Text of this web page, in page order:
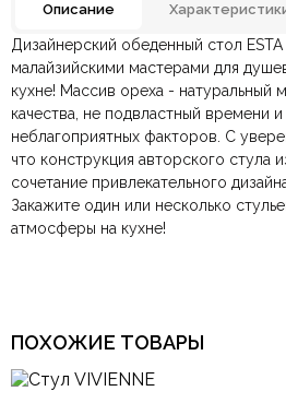
Описание
Дизайнерский обеденный стол
малайзийскими мастерами для
кухне! Массив ореха - натуральный
качества, не подвластный времени
неблагоприятных факторов. С
что конструкция авторского стула
сочетание привлекательного
Закажите один или несколько
атмосферы на кухне!
Тип стула
Материал
Размеры ШxГxВ
Цвет
По всей России:отправляем
компаниюСДЭК. Срок
По Москве и Санкт-
Яндекс.Доставка— доставка
Оплата в салоне-магазине
при самовывозе.
Безналичная оплата по
физических лиц.
Онлайн оплата картой—
сайт.
Отзывов ещё нет.
Ваша общая оценка
Ваш отзыв
ПОХОЖИЕ ТОВАРЫ